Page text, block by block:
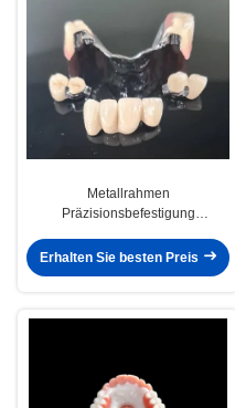
Metallrahmen
Präzisionsbefestigung
Zahnprothese
Erhalten Sie besten Preis